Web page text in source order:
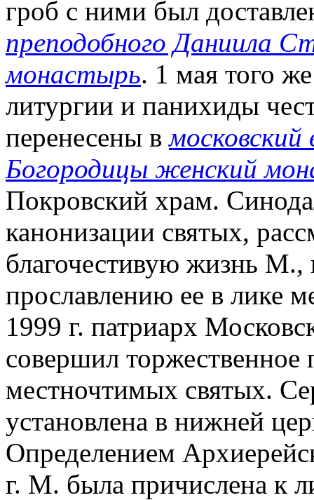
гроб с ними был
преподобного Даниила
монастырь. 1 мая того
литургии и панихиды
перенесены в
Богородицы женский
Покровский храм.
канонизации святых,
благочестивую жизнь М.,
прославлению ее в лике
1999 г. патриарх
совершил
местночтимых святых.
установлена в нижней
Определением
г. М. была причислена к